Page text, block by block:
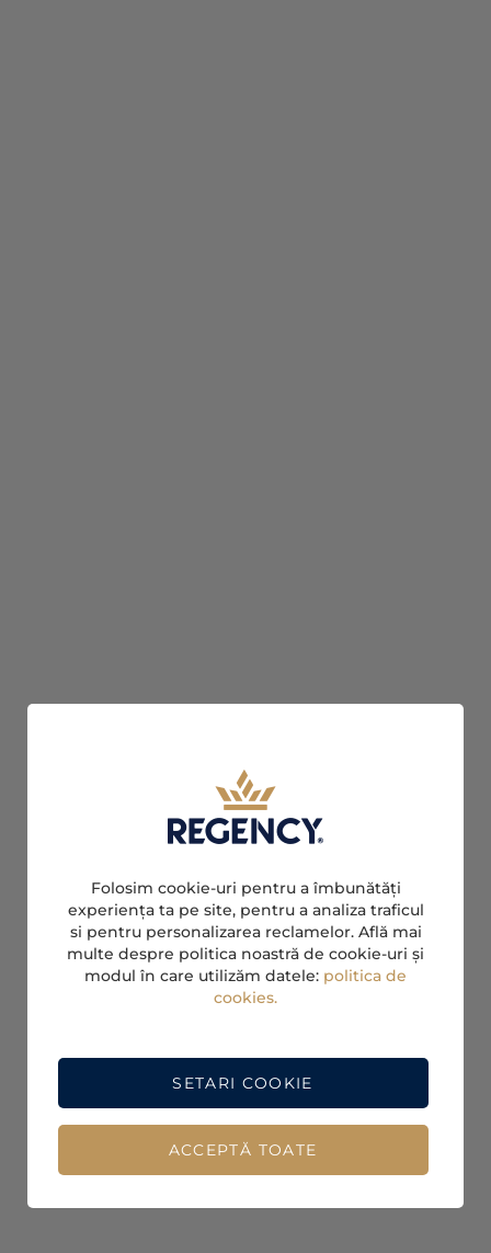
Folosim cookie-uri pentru a îmbunătăți
experiența ta pe site, pentru a analiza traficul
si pentru personalizarea reclamelor. Află mai
multe despre politica noastră de cookie-uri și
modul în care utilizăm datele: politica de
cookies.
ACCEPTĂ TOATE
SETARI COOKIE